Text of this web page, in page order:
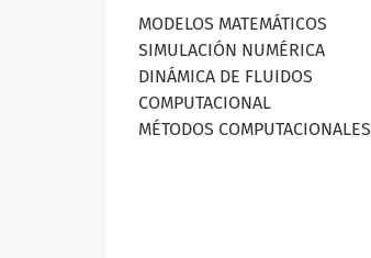
MODELOS MATEMÁTICOS
SIMULACIÓN NUMÉRICA
DINÁMICA DE FLUIDOS
COMPUTACIONAL
MÉTODOS COMPUTACIONALES